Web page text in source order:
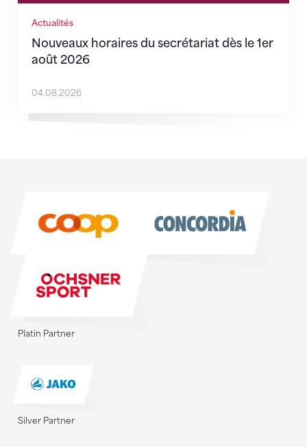
Actualités
Nouveaux horaires du secrétariat dès le 1er
août 2026
04.08.2026
Platin Partner
Silver Partner